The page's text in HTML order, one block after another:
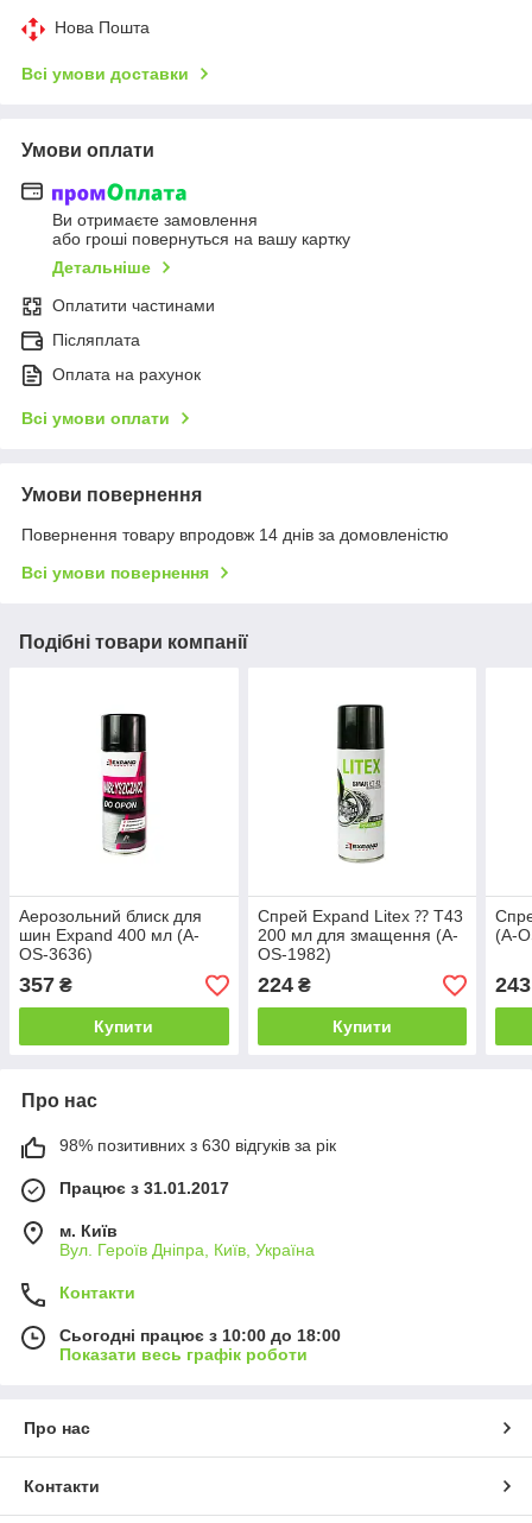
Нова Пошта
Всі умови доставки
Умови оплати
Ви отримаєте замовлення
або гроші повернуться на вашу картку
Детальніше
Оплатити частинами
Післяплата
Оплата на рахунок
Всі умови оплати
Умови повернення
Повернення товару впродовж 14 днів за домовленістю
Всі умови повернення
Подібні товари компанії
Аерозольний блиск для
шин Expand 400 мл (A-
OS-3636)
357 ₴
Купити
Спрей Expand Litex ⁇ T43
200 мл для змащення (A-
OS-1982)
224₴
Купити
(A-
243
Про нас
98% позитивних з 630 відгуків за рік
Працює з 31.01.2017
м. Київ
Вул. Героїв Дніпра, Київ, Україна
Контакти
Сьогодні працює з 10:00 до 18:00
Показати весь графік роботи
Про нас
Контакти